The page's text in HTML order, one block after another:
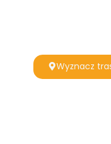
Wyznacz